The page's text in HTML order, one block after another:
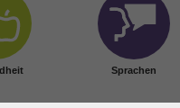
Sprachen